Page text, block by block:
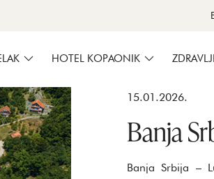
HOTEL KOPAONIK
15.01.2026.
Banja
Banja Srbija –